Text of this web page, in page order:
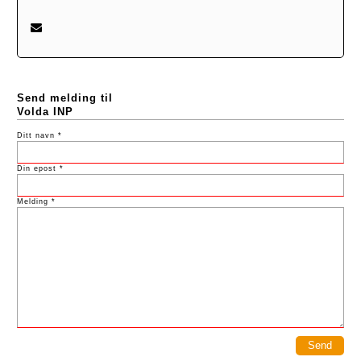
Send melding til
Volda INP
Ditt navn *
Din epost *
Melding *